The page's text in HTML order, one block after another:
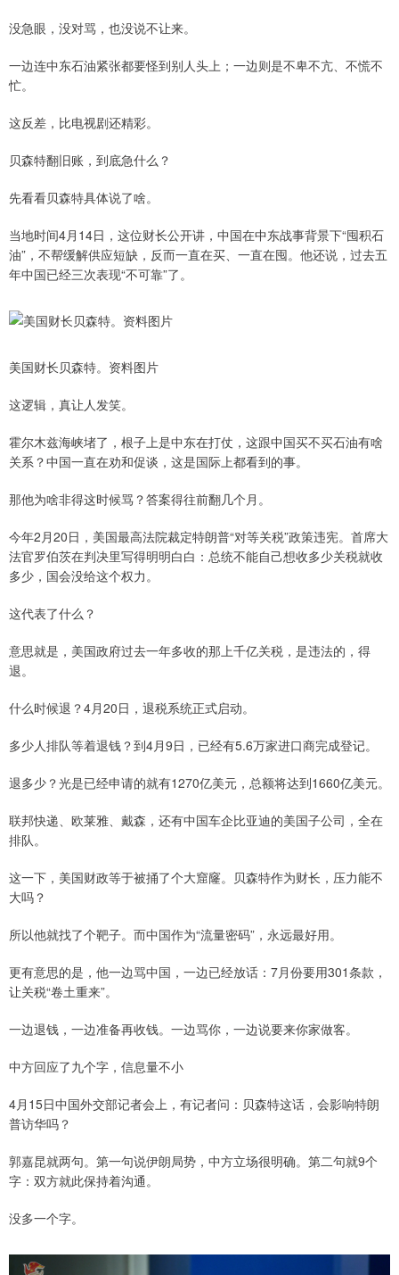
没急眼，没对骂，也没说不让来。
一边连中东石油紧张都要怪到别人头上；一边则是不卑不亢、不慌不
忙。
这反差，比电视剧还精彩。
贝森特翻旧账，到底急什么？
先看看贝森特具体说了啥。
当地时间4月14日，这位财长公开讲，中国在中东战事背景下“囤积石
油”，不帮缓解供应短缺，反而一直在买、一直在囤。他还说，过去五
年中国已经三次表现“不可靠”了。
美国财长贝森特。资料图片
这逻辑，真让人发笑。
霍尔木兹海峡堵了，根子上是中东在打仗，这跟中国买不买石油有啥
关系？中国一直在劝和促谈，这是国际上都看到的事。
那他为啥非得这时候骂？答案得往前翻几个月。
今年2月20日，美国最高法院裁定特朗普“对等关税”政策违宪。首席大
法官罗伯茨在判决里写得明明白白：总统不能自己想收多少关税就收
多少，国会没给这个权力。
这代表了什么？
意思就是，美国政府过去一年多收的那上千亿关税，是违法的，得
退。
什么时候退？4月20日，退税系统正式启动。
多少人排队等着退钱？到4月9日，已经有5.6万家进口商完成登记。
退多少？光是已经申请的就有1270亿美元，总额将达到1660亿美元。
联邦快递、欧莱雅、戴森，还有中国车企比亚迪的美国子公司，全在
排队。
这一下，美国财政等于被捅了个大窟窿。贝森特作为财长，压力能不
大吗？
所以他就找了个靶子。而中国作为“流量密码”，永远最好用。
更有意思的是，他一边骂中国，一边已经放话：7月份要用301条款，
让关税“卷土重来”。
一边退钱，一边准备再收钱。一边骂你，一边说要来你家做客。
中方回应了九个字，信息量不小
4月15日中国外交部记者会上，有记者问：贝森特这话，会影响特朗
普访华吗？
郭嘉昆就两句。第一句说伊朗局势，中方立场很明确。第二句就9个
字：双方就此保持着沟通。
没多一个字。